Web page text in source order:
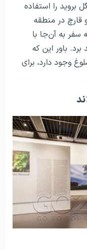
بروید را استفاده
قارچ در منطقه
سفر به آن‌جا با
باور این که
وجود دارد، برای